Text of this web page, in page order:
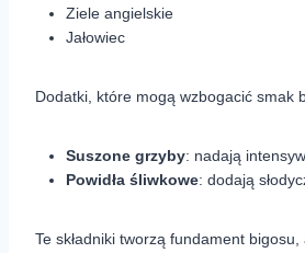
Ziele angielskie
Jałowiec
Dodatki, które mogą wzbogacić smak
Suszone grzyby: nadają
Powidła śliwkowe: dodają
Te składniki tworzą fundament